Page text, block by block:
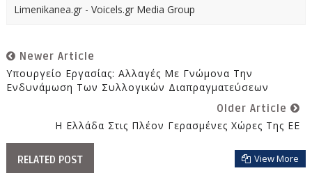
Limenikanea.gr - Voicels.gr Media Group
Newer Article
Υπουργείο Εργασίας: Αλλαγές Με Γνώμονα Την
Ενδυνάμωση Των Συλλογικών Διαπραγματεύσεων
Older Article
Η Ελλάδα Στις Πλέον Γερασμένες Χώρες Της ΕΕ
RELATED POST View More